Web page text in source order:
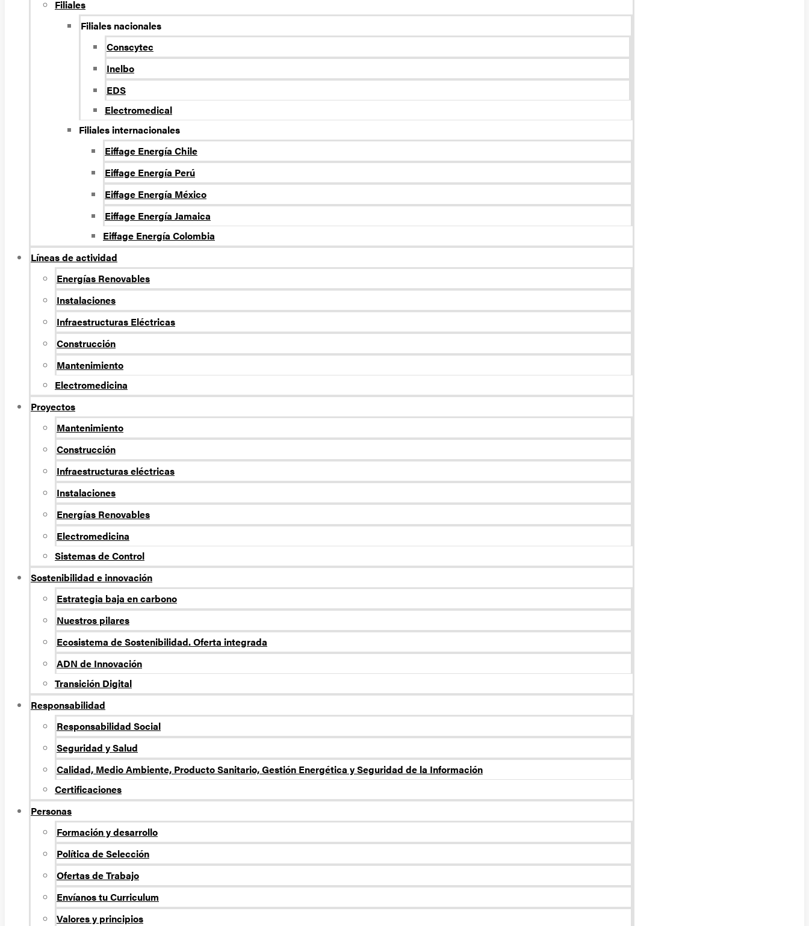
Filiales
Filiales nacionales
Conscytec
Inelbo
EDS
Electromedical
Filiales internacionales
Eiffage Energía Chile
Eiffage Energía Perú
Eiffage Energía México
Eiffage Energía Jamaica
Eiffage Energía Colombia
Líneas de actividad
Energí­as Renovables
Instalaciones
Infraestructuras Eléctricas
Construcción
Mantenimiento
Electromedicina
Proyectos
Mantenimiento
Construcción
Infraestructuras eléctricas
Instalaciones
Energías Renovables
Electromedicina
Sistemas de Control
Sostenibilidad e innovación
Estrategia baja en carbono
Nuestros pilares
Ecosistema de Sostenibilidad. Oferta integrada
ADN de Innovación
Transición Digital
Responsabilidad
Responsabilidad Social
Seguridad y Salud
Calidad, Medio Ambiente, Producto Sanitario, Gestión Energética y Seguridad de la Información
Certificaciones
Personas
Formación y desarrollo
Política de Selección
Ofertas de Trabajo
Envíanos tu Curriculum
Valores y principios